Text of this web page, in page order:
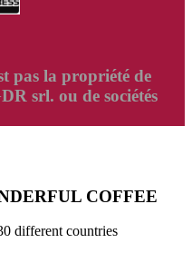
pas la propriété de
srl. ou de sociétés
COFFEE
different countries